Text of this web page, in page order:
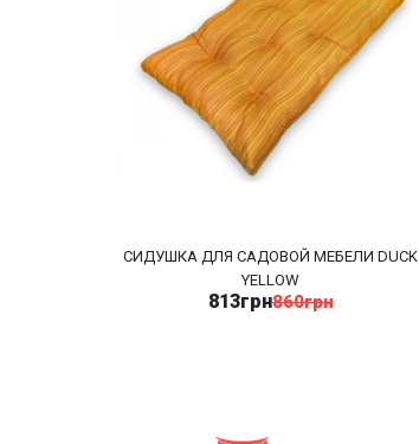
СИДУШКА ДЛЯ САДОВОЙ МЕБЕЛИ DUCK
YELLOW
813грн860грн